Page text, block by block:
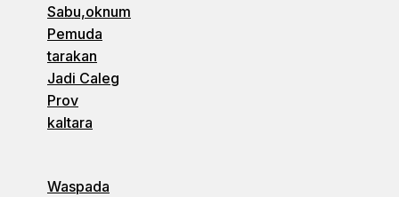
Sabu,oknum
Pemuda
tarakan
Jadi Caleg
Prov
kaltara
Waspada